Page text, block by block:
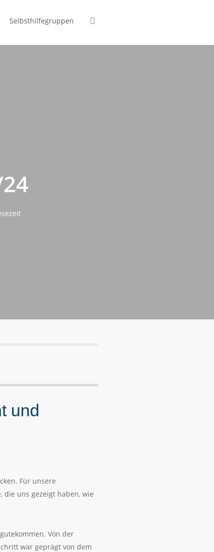
Selbsthilfegruppen
und
Für unsere
die uns gezeigt haben, wie
Von der
war geprägt von dem